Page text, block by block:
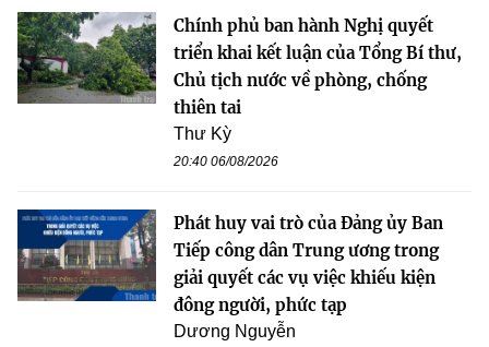
Chính phủ ban hành Nghị quyết
triển khai kết luận của Tổng Bí thư,
Chủ tịch nước về phòng, chống
thiên tai
Thư Kỳ
20:40 06/08/2026
Phát huy vai trò của Đảng ủy Ban
Tiếp công dân Trung ương trong
giải quyết các vụ việc khiếu kiện
đông người, phức tạp
Dương Nguyễn